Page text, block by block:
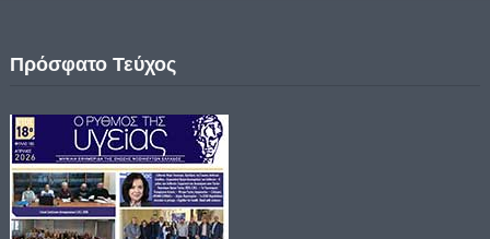
Πρόσφατο Τεύχος